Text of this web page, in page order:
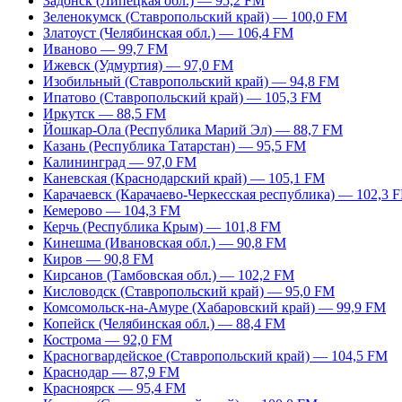
Зеленокумск (Ставропольский край) — 100,0 FM
Златоуст (Челябинская обл.) — 106,4 FM
Иваново — 99,7 FM
Ижевск (Удмуртия) — 97,0 FM
Изобильный (Ставропольский край) — 94,8 FM
Ипатово (Ставропольский край) — 105,3 FM
Иркутск — 88,5 FM
Йошкар-Ола (Республика Марий Эл) — 88,7 FM
Казань (Республика Татарстан) — 95,5 FM
Калининград — 97,0 FM
Каневская (Краснодарский край) — 105,1 FM
Карачаевск (Карачаево-Черкесская республика) — 102,3
Кемерово — 104,3 FM
Керчь (Республика Крым) — 101,8 FM
Кинешма (Ивановская обл.) — 90,8 FM
Киров — 90,8 FM
Кирсанов (Тамбовская обл.) — 102,2 FM
Кисловодск (Ставропольский край) — 95,0 FM
Комсомольск-на-Амуре (Хабаровский край) — 99,9 FM
Копейск (Челябинская обл.) — 88,4 FM
Кострома — 92,0 FM
Красногвардейское (Ставропольский край) — 104,5 FM
Краснодар — 87,9 FM
Красноярск — 95,4 FM